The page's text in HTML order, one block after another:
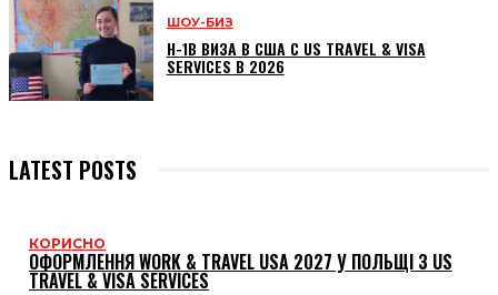
ШОУ-БИЗ
H-1B ВИЗА В США С US TRAVEL & VISA
SERVICES В 2026
LATEST POSTS
КОРИСНО
ОФОРМЛЕННЯ WORK & TRAVEL USA 2027 У ПОЛЬЩІ З US
TRAVEL & VISA SERVICES